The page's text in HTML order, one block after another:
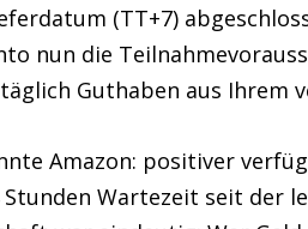
(TT+7)
nun die
Guthaben aus Ihrem
Amazon: positiver
Wartezeit seit der